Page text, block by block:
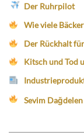
Der Ruhrpilot
Wie viele
Der Rückhalt
Kitsch und Tod
Sevim